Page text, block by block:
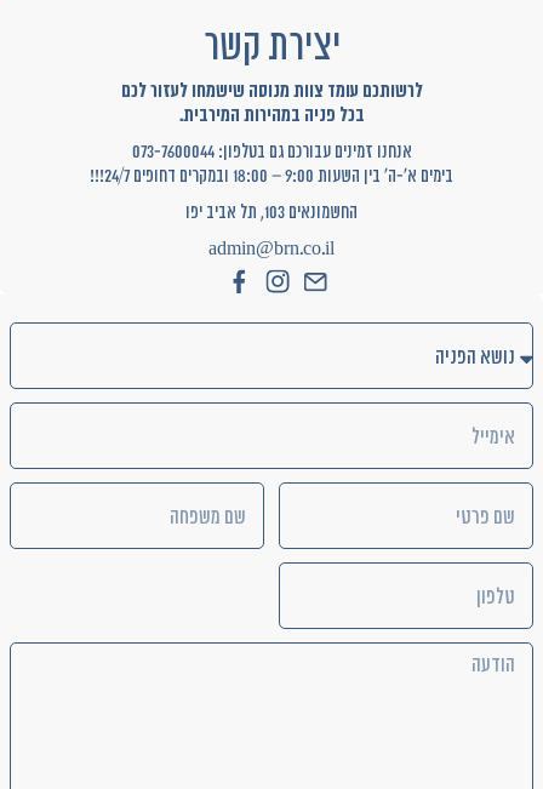
יצירת קשר
לרשותכם עומד צוות מנוסה שישמחו לעזור לכם
בכל פניה במהירות המירבית.
אנחנו זמינים עבורכם גם בטלפון: 073-7600044
בימים א'-ה' בין השעות 9:00 – 18:00 ובמקרים דחופים 24/7!!!
החשמונאים 103, תל אביב יפו
admin@brn.co.il